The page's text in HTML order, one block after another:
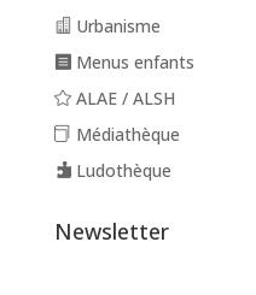
Urbanisme
Menus enfants
ALAE / ALSH
Médiathèque
Ludothèque
Newsletter